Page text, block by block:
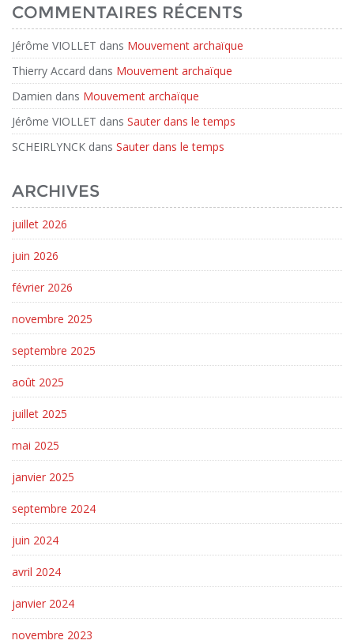
COMMENTAIRES RÉCENTS
Jérôme VIOLLET dans Mouvement archaïque
Thierry Accard dans Mouvement archaïque
Damien dans Mouvement archaïque
Jérôme VIOLLET dans Sauter dans le temps
SCHEIRLYNCK dans Sauter dans le temps
ARCHIVES
juillet 2026
juin 2026
février 2026
novembre 2025
septembre 2025
août 2025
juillet 2025
mai 2025
janvier 2025
septembre 2024
juin 2024
avril 2024
janvier 2024
novembre 2023